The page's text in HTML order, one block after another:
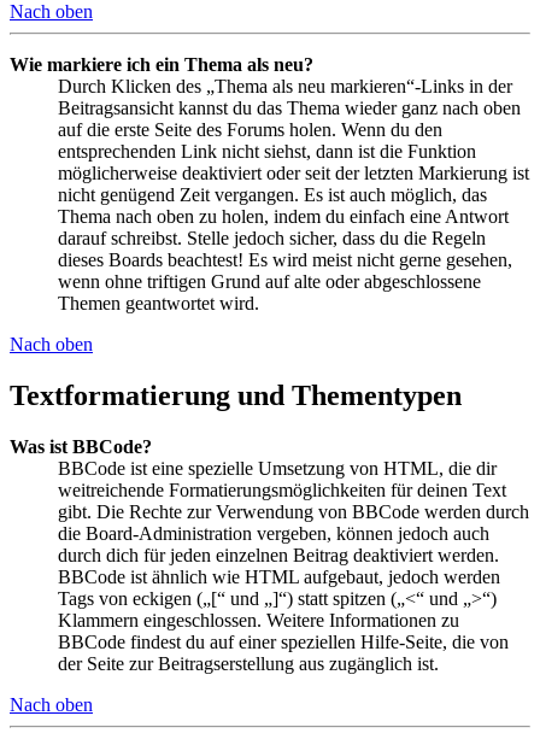
Nach oben
Wie markiere ich ein Thema als neu?
Durch Klicken des „Thema als neu markieren“-Links in der
Beitragsansicht kannst du das Thema wieder ganz nach oben
auf die erste Seite des Forums holen. Wenn du den
entsprechenden Link nicht siehst, dann ist die Funktion
möglicherweise deaktiviert oder seit der letzten Markierung ist
nicht genügend Zeit vergangen. Es ist auch möglich, das
Thema nach oben zu holen, indem du einfach eine Antwort
darauf schreibst. Stelle jedoch sicher, dass du die Regeln
dieses Boards beachtest! Es wird meist nicht gerne gesehen,
wenn ohne triftigen Grund auf alte oder abgeschlossene
Themen geantwortet wird.
Nach oben
Textformatierung und Thementypen
Was ist BBCode?
BBCode ist eine spezielle Umsetzung von HTML, die dir
weitreichende Formatierungsmöglichkeiten für deinen Text
gibt. Die Rechte zur Verwendung von BBCode werden durch
die Board-Administration vergeben, können jedoch auch
durch dich für jeden einzelnen Beitrag deaktiviert werden.
BBCode ist ähnlich wie HTML aufgebaut, jedoch werden
Tags von eckigen („[“ und „]“) statt spitzen („<“ und „>“)
Klammern eingeschlossen. Weitere Informationen zu
BBCode findest du auf einer speziellen Hilfe-Seite, die von
der Seite zur Beitragserstellung aus zugänglich ist.
Nach oben